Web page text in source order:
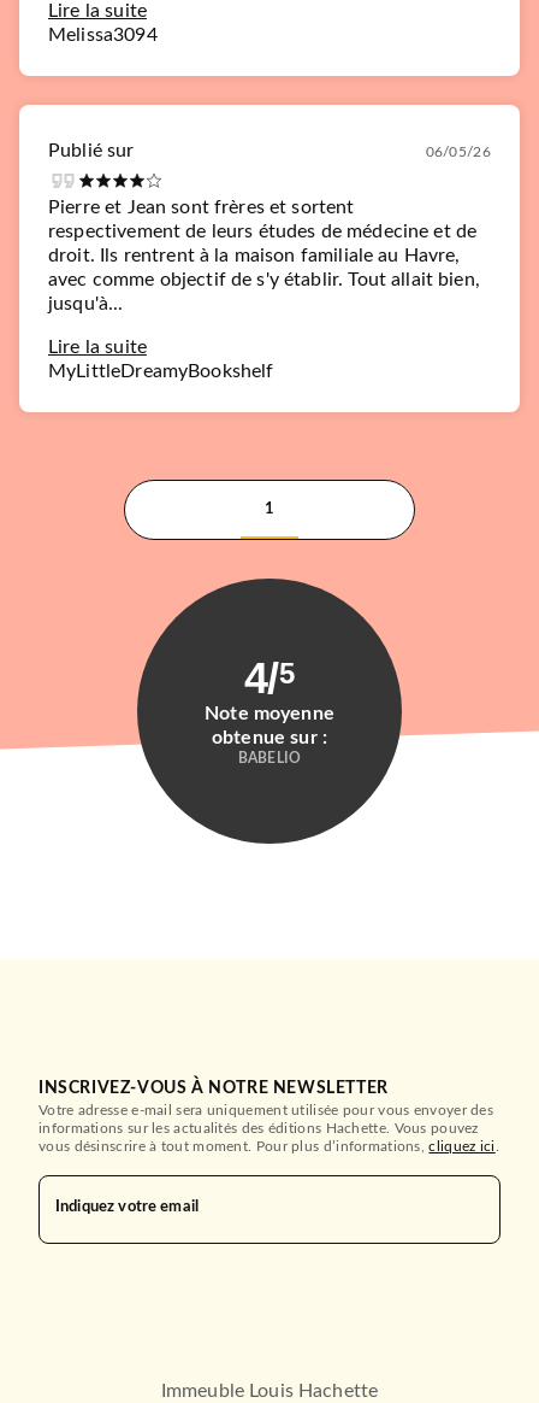
Lire la suite
Melissa3094
Publié sur 06/05/26
Pierre et Jean sont frères et sortent
respectivement de leurs études de médecine et de
droit. Ils rentrent à la maison familiale au Havre,
avec comme objectif de s'y établir. Tout allait bien,
jusqu'à...
Lire la suite
MyLittleDreamyBookshelf
1
4/5
Note moyenne
obtenue sur :
BABELIO
INSCRIVEZ-VOUS À NOTRE NEWSLETTER
Votre adresse e-mail sera uniquement utilisée pour vous envoyer des
informations sur les actualités des éditions Hachette. Vous pouvez
vous désinscrire à tout moment. Pour plus d’informations,cliquez ici
Indiquez votre email
Immeuble Louis Hachette